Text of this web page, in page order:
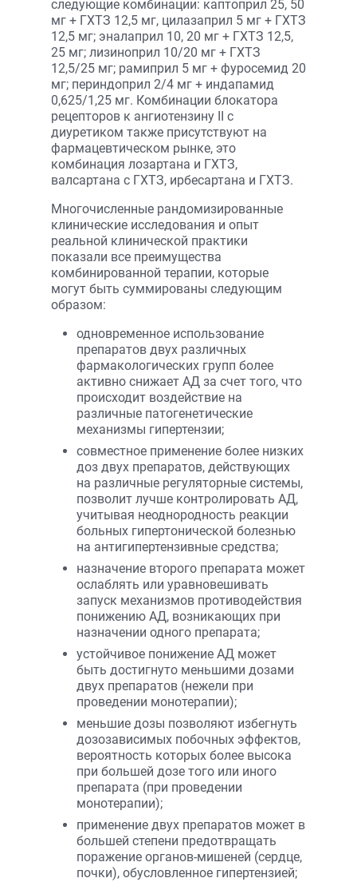
следующие комбинации: каптоприл 25, 50
мг + ГХТЗ 12,5 мг, цилазаприл 5 мг + ГХТЗ
12,5 мг; эналаприл 10, 20 мг + ГХТЗ 12,5,
25 мг; лизиноприл 10/20 мг + ГХТЗ
12,5/25 мг; рамиприл 5 мг + фуросемид 20
мг; периндоприл 2/4 мг + индапамид
0,625/1,25 мг. Комбинации блокатора
рецепторов к ангиотензину II с
диуретиком также присутствуют на
фармацевтическом рынке, это
комбинация лозартана и ГХТЗ,
валсартана с ГХТЗ, ирбесартана и ГХТЗ.
Многочисленные рандомизированные
клинические исследования и опыт
реальной клинической практики
показали все преимущества
комбинированной терапии, которые
могут быть суммированы следующим
образом:
одновременное использование
препаратов двух различных
фармакологических групп более
активно снижает АД за счет того, что
происходит воздействие на
различные патогенетические
механизмы гипертензии;
совместное применение более низких
доз двух препаратов, действующих
на различные регуляторные системы,
позволит лучше контролировать АД,
учитывая неоднородность реакции
больных гипертонической болезнью
на антигипертензивные средства;
назначение второго препарата может
ослаблять или уравновешивать
запуск механизмов противодействия
понижению АД, возникающих при
назначении одного препарата;
устойчивое понижение АД может
быть достигнуто меньшими дозами
двух препаратов (нежели при
проведении монотерапии);
меньшие дозы позволяют избегнуть
дозозависимых побочных эффектов,
вероятность которых более высока
при большей дозе того или иного
препарата (при проведении
монотерапии);
применение двух препаратов может в
большей степени предотвращать
поражение органов-мишеней (сердце,
почки), обусловленное гипертензией;